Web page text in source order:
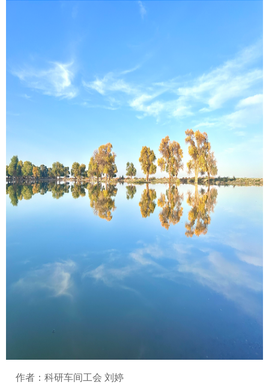
作者：科研车间工会 刘婷